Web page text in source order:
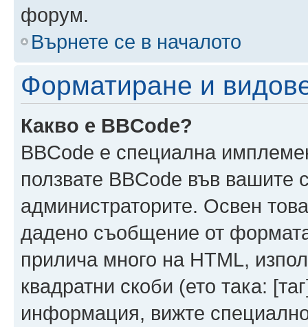
форум.
Върнете се в началото
Форматиране и
Какво е BBCode?
BBCode е специална
ползвате BBCode във
администраторите. Освен
дадено съобщение от
прилича много на HTML,
квадратни скоби (ето така:
информация, вижте